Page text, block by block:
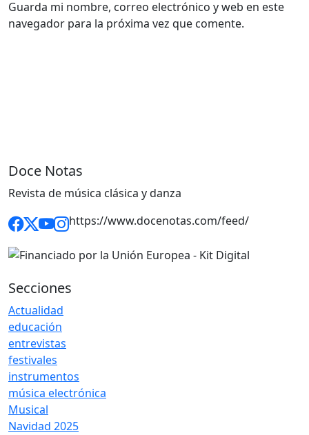
Guarda mi nombre, correo electrónico y web en este
navegador para la próxima vez que comente.
Doce Notas
Revista de música clásica y danza
https://www.docenotas.com/feed/
Secciones
Actualidad
educación
entrevistas
festivales
instrumentos
música electrónica
Musical
Navidad 2025